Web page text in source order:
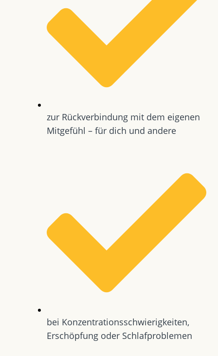
zur Rückverbindung mit dem eigenen
Mitgefühl – für dich und andere
bei Konzentrationsschwierigkeiten,
Erschöpfung oder Schlafproblemen